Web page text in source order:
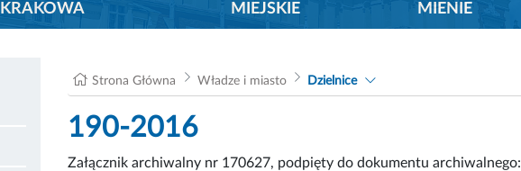
KRAKOWA
MIEJSKIE
MIENIE
Strona Główna Władze i miasto Dzielnice
190-2016
Załącznik archiwalny nr 170627, podpięty do dokumentu archiwalnego: